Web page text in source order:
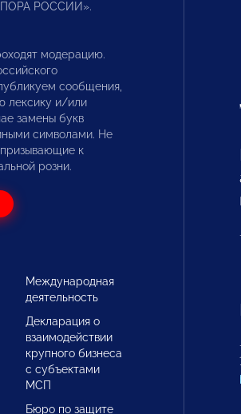
РОССИИ».
модерацию.
сообщения,
лексику и/или
замены букв
символами. Не
к
розни.
Международная
деятельность
Декларация о
взаимодействии
крупного бизнеса
с субъектами
МСП
Бюро по защите